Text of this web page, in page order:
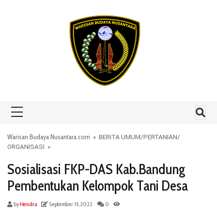
Warisan Budaya Nusantara.com » BERITA UMUM/PERTANIAN/
ORGANISASI »
Sosialisasi FKP-DAS Kab.Bandung
Pembentukan Kelompok Tani Desa
byHendra September 15, 2022 0